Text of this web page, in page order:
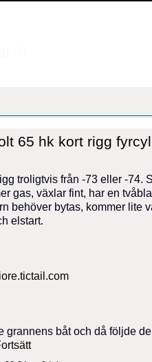
65 hk kort rigg
troligtvis från -73 eller -74.
gas, växlar fint, har en
behöver bytas, kommer lite
elstart.
grannens båt och då följde